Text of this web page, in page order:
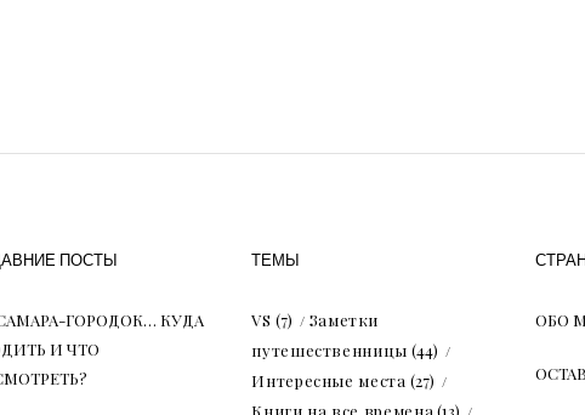
ПОСТЫ
ГОРОДОК… КУДА
И ЧТО
ТЕМЫ
VS (7)
Заметки
путешественницы (44)
Интересные места (27)
Книги на все времена (13)
ОБО